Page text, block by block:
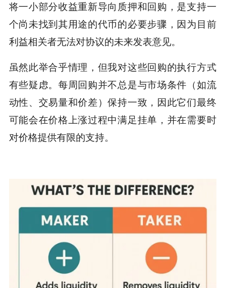
将一小部分收益重新导向质押和回购，是支持一
个尚未找到其用途的代币的必要步骤，因为目前
利益相关者无法对协议的未来发表意见。
虽然此举合乎情理，但我对这些回购的执行方式
有些疑虑。每周回购并不总是与市场条件（如流
动性、交易量和价差）保持一致，因此它们最终
可能会在价格上涨过程中满足挂单，并在需要时
对价格提供有限的支持。